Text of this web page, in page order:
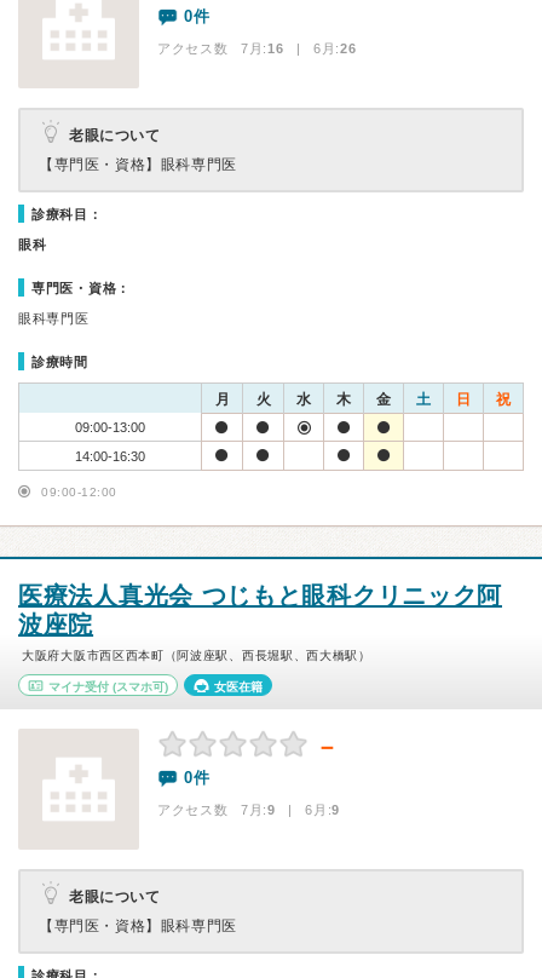
0件
アクセス数 7月:16 | 6月:26
老眼について
【専門医・資格】 眼科専門医
診療科目：
眼科
専門医・資格：
眼科専門医
診療時間
月 火 水 木 金 土 日 祝
09:00-13:00
14:00-16:30
09:00-12:00
医療法人真光会 つじもと眼科クリニック阿
波座院
大阪府大阪市西区西本町（阿波座駅、西長堀駅、西大橋駅）
マイナ受付 (スマホ可) 女医在籍
－
0件
アクセス数 7月:9 | 6月:9
老眼について
【専門医・資格】 眼科専門医